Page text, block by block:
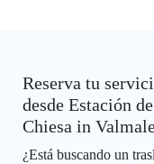
Reserva tu
desde Estación
Chiesa in
¿Está buscando un